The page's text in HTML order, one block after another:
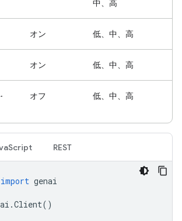
中、高
オン 低、中、高
オン 低、中、高
オフ 低、中、高
REST
import genai
.Client()